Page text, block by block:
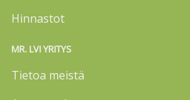
Hinnastot
MR. LVI YRITYS
Tietoa meistä